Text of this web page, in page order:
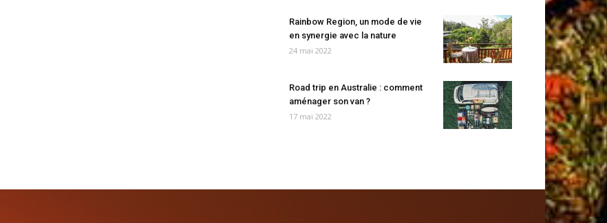
Rainbow Region, un mode de vie
en synergie avec la nature
24 mai 2022
Road trip en Australie : comment
aménager son van ?
17 mai 2022